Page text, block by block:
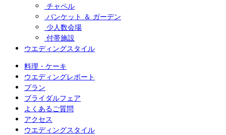
チャペル
バンケット ＆ ガーデン
少人数会場
付帯施設
ウエディングスタイル
料理・ケーキ
ウエディングレポート
プラン
ブライダルフェア
よくあるご質問
アクセス
ウエディングスタイル